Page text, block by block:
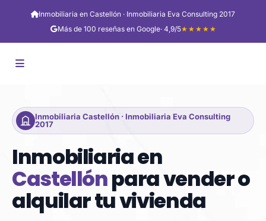
Inmobiliaria en Castellón · Inmobiliaria Eva Consulting 2017
Más de 100 reseñas en Google· 4,9/5★★★★★
Inmobiliaria Castellón · Inmobiliaria Eva Consulting
2017
Inmobiliaria en
Castellónpara vender o
alquilar tu vivienda